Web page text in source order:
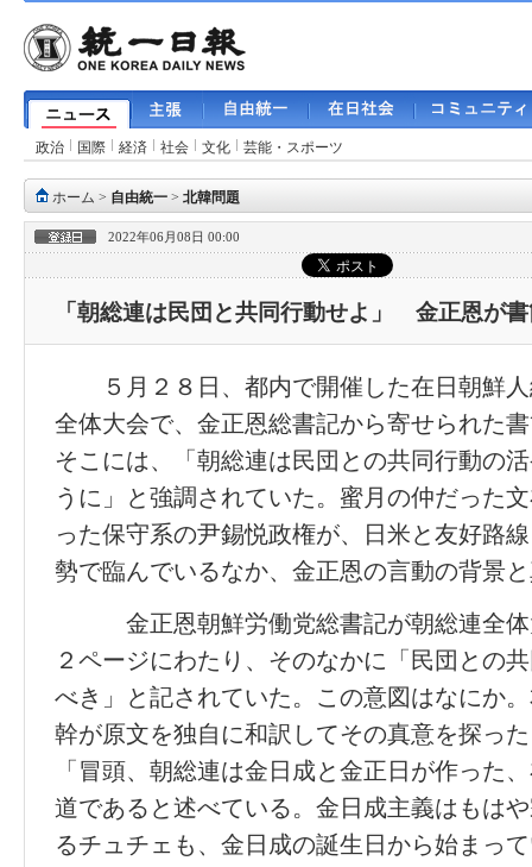
政治 国際 経済 社会 文化 芸能・スポーツ
ホーム > 自由統一 > 北韓問題
2022年06月08日 00:00
「朝総連は民団と共同行動せよ」 金正恩が
５月２８日、都内で開催した在日朝鮮人
全体大会で、金正恩総書記から寄せられた
そこには、「朝総連は民団との共同行動の
うに」と強調されていた。蜜月の仲だった
った保守系の尹錫悦政権が、日米と友好路
勢で臨んでいるなか、金正恩の言動の背景
金正恩朝鮮労働党総書記が朝総連全体
２ページにわたり、そのなかに「民団との
べき」と記されていた。この意図はなにか
幹が原文を独自に和訳してその真意を探っ
「冒頭、朝総連は金日成と金正日が作った
道であると述べている。金日成主義はもは
るチュチェも、金日成の誕生日から始まっ